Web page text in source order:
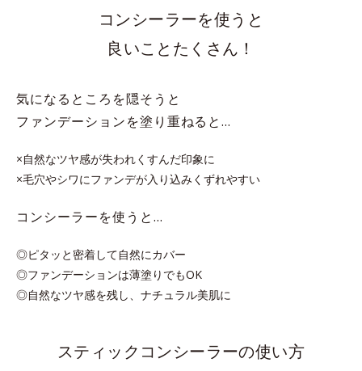
コンシーラーを使うと
良いことたくさん！
気になるところを隠そうと
ファンデーションを塗り重ねると…
×自然なツヤ感が失われくすんだ印象に
×毛穴やシワにファンデが入り込みくずれやすい
コンシーラーを使うと…
◎ピタッと密着して自然にカバー
◎ファンデーションは薄塗りでもOK
◎自然なツヤ感を残し、ナチュラル美肌に
スティックコンシーラーの使い方